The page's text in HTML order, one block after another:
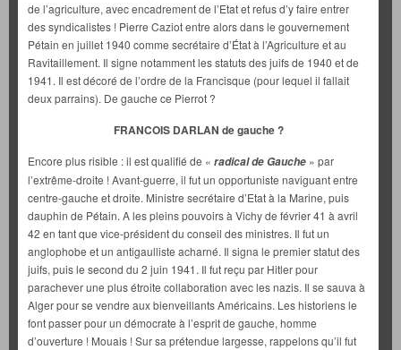
de l’agriculture, avec encadrement de l’Etat et refus d’y faire entrer
des syndicalistes ! Pierre Caziot entre alors dans le gouvernement
Pétain en juillet 1940 comme secrétaire d’État à l’Agriculture et au
Ravitaillement. Il signe notamment les statuts des juifs de 1940 et de
1941. Il est décoré de l’ordre de la Francisque (pour lequel il fallait
deux parrains). De gauche ce Pierrot ?
FRANCOIS DARLAN de gauche ?
Encore plus risible : il est qualifié de « radical de Gauche » par
l’extrême-droite ! Avant-guerre, il fut un opportuniste naviguant entre
centre-gauche et droite. Ministre secrétaire d’Etat à la Marine, puis
dauphin de Pétain. A les pleins pouvoirs à Vichy de février 41 à avril
42 en tant que vice-président du conseil des ministres. Il fut un
anglophobe et un antigaulliste acharné. Il signa le premier statut des
juifs, puis le second du 2 juin 1941. Il fut reçu par Hitler pour
parachever une plus étroite collaboration avec les nazis. Il se sauva à
Alger pour se vendre aux bienveillants Américains. Les historiens le
font passer pour un démocrate à l’esprit de gauche, homme
d’ouverture ! Mouais ! Sur sa prétendue largesse, rappelons qu’il fut